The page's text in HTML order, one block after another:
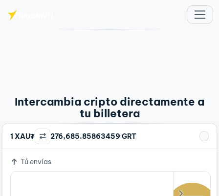
Intercambia cripto directamente a
tu billetera
1 XAU₮ 276,685.85863459 GRT
Tú envías